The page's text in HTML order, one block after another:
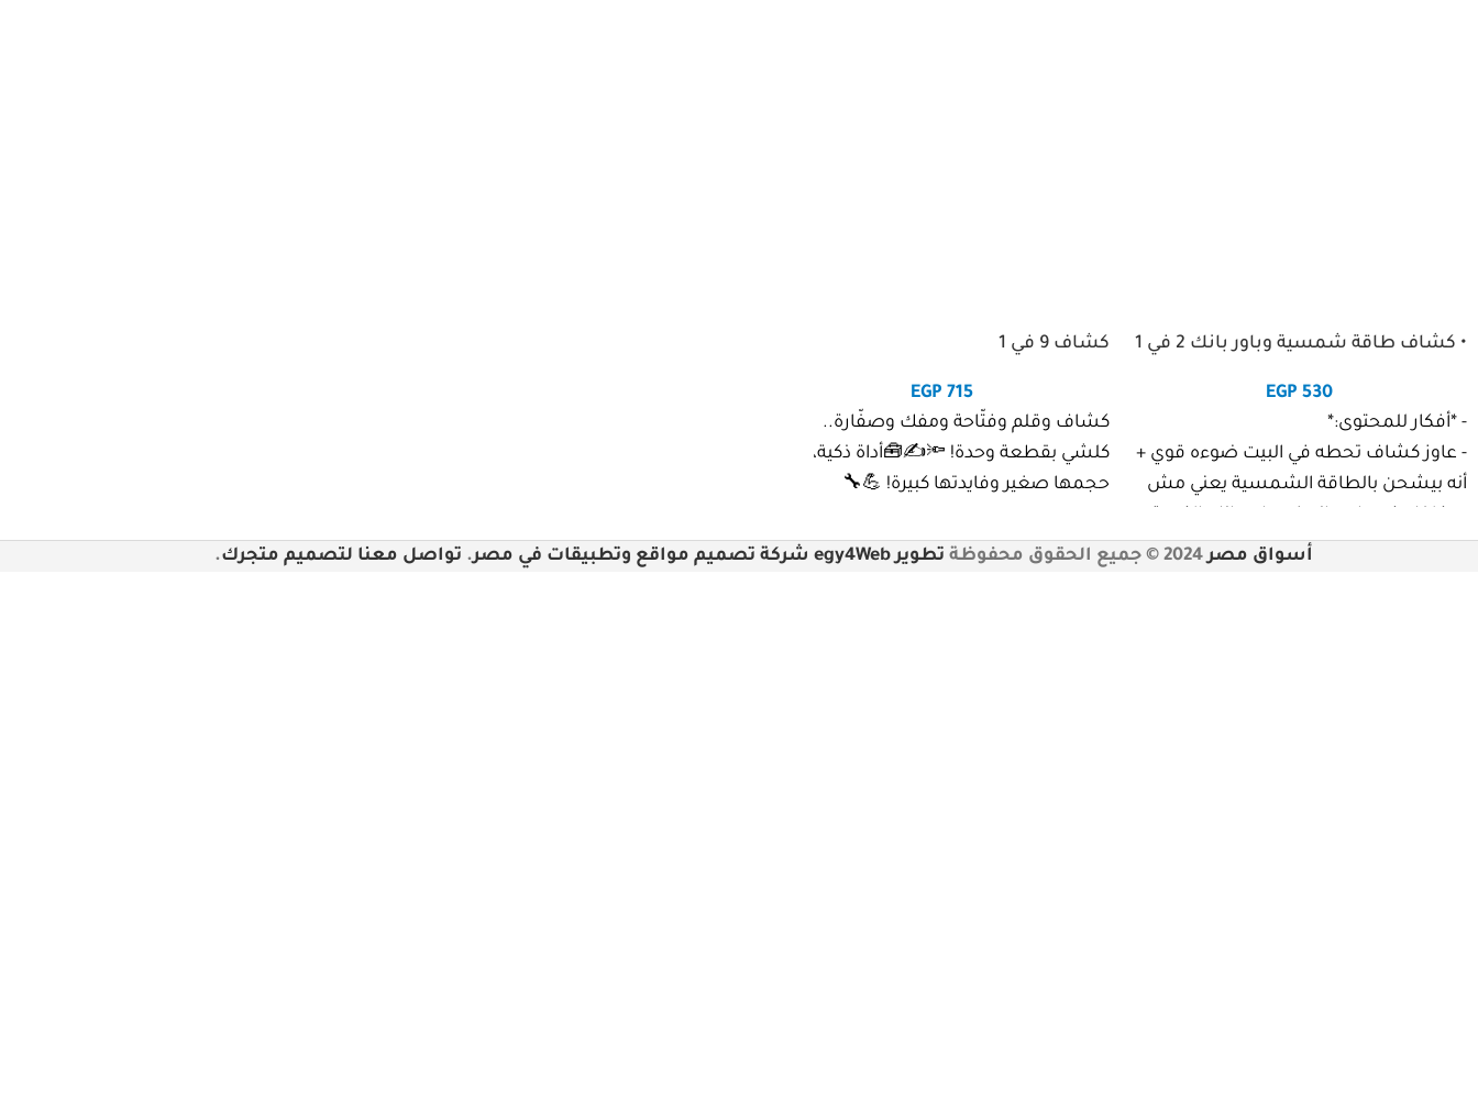
• كشاف طاقة شمسية وباور بانك 2 في 1
EGP 530
- *أفكار للمحتوى:*
- عاوز كشاف تحطه في البيت ضوءه قوي +
أنه بيشحن بالطاقة الشمسية يعني مش
محدودة .
كشاف 9 في 1
EGP 715
كشاف وقلم وفتّاحة ومفك وصفّارة..
كلشي بقطعة وحدة! 🔦✍️🧰أداة ذكية،
حجمها صغير وفايدتها كبيرة! 💪🔧
أسواق مصر 2024 © جميع الحقوق محفوظة تطوير egy4Web شركة تصميم مواقع وتطبيقات في مصر . تواصل معنا لتصميم متجرك.